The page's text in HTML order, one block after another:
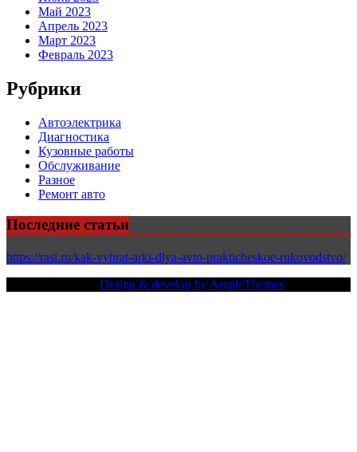
Май 2023
Апрель 2023
Март 2023
Февраль 2023
Рубрики
Автоэлектрика
Диагностика
Кузовные работы
Обслуживание
Разное
Ремонт авто
Последние статьи
https://rasi.ru/kak-vybrat-arki-dlya-avto-prakticheskoe-rukovodstvo/
Design & develop by AmpleThemes